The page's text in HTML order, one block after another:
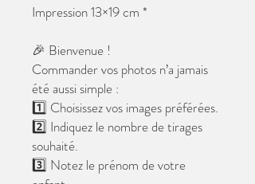
Impression 13×19 cm *
🎉 Bienvenue !
Commander vos photos n’a jamais
été aussi simple :
1️⃣ Choisissez vos images préférées.
2️⃣ Indiquez le nombre de tirages
souhaité.
3️⃣ Notez le prénom de votre